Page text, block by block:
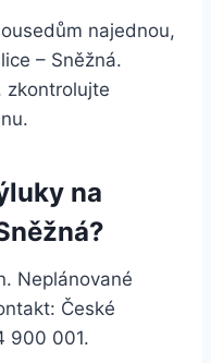
najednou,
– Sněžná.
zkontrolujte
na
Neplánované
České
900 001.